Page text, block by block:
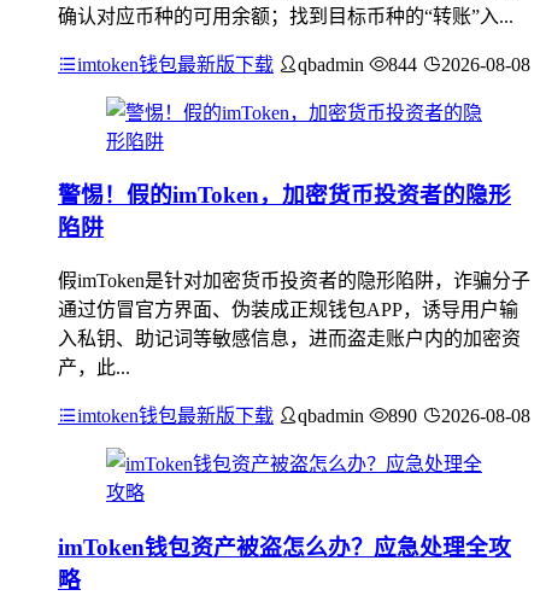
确认对应币种的可用余额；找到目标币种的“转账”入...
imtoken钱包最新版下载 qbadmin 844 2026-08-08
警惕！假的imToken，加密货币投资者的隐形
陷阱
假imToken是针对加密货币投资者的隐形陷阱，诈骗分子
通过仿冒官方界面、伪装成正规钱包APP，诱导用户输
入私钥、助记词等敏感信息，进而盗走账户内的加密资
产，此...
imtoken钱包最新版下载 qbadmin 890 2026-08-08
imToken钱包资产被盗怎么办？应急处理全攻
略